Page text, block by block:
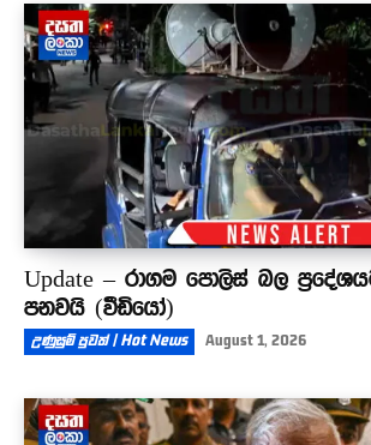
Update – රාගම පොලිස් බල
පනවයි (වීඩියෝ)
උණුසුම් පුවත් | Hot News August 1, 2026